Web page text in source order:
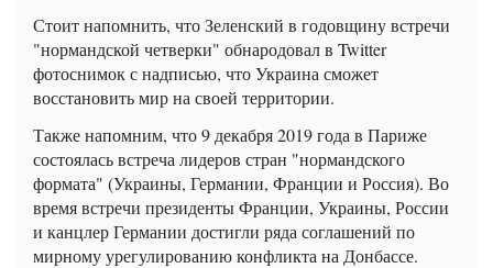
Стоит напомнить, что Зеленский в годовщину встречи
"нормандской четверки" обнародовал в Twitter
фотоснимок с надписью, что Украина сможет
восстановить мир на своей территории.
Также напомним, что 9 декабря 2019 года в Париже
состоялась встреча лидеров стран "нормандского
формата" (Украины, Германии, Франции и Россия). Во
время встречи президенты Франции, Украины, России
и канцлер Германии достигли ряда соглашений по
мирному урегулированию конфликта на Донбассе.